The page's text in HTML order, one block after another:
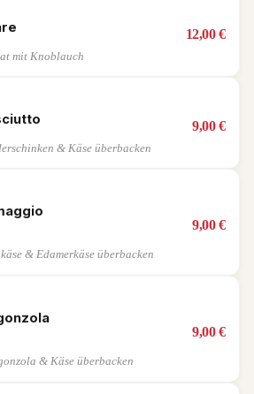
12,00€
mit Knoblauch
9,00€
& Käse überbacken
9,00€
& Edamerkäse überbacken
9,00€
& Käse überbacken